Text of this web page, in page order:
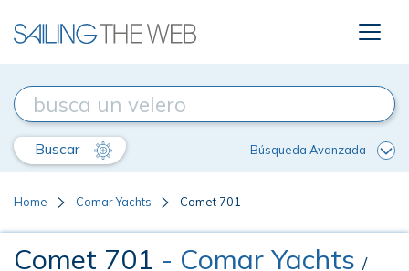
Buscar Búsqueda Avanzada
Home Comar Yachts Comet 701
Comet 701 - Comar Yachts /